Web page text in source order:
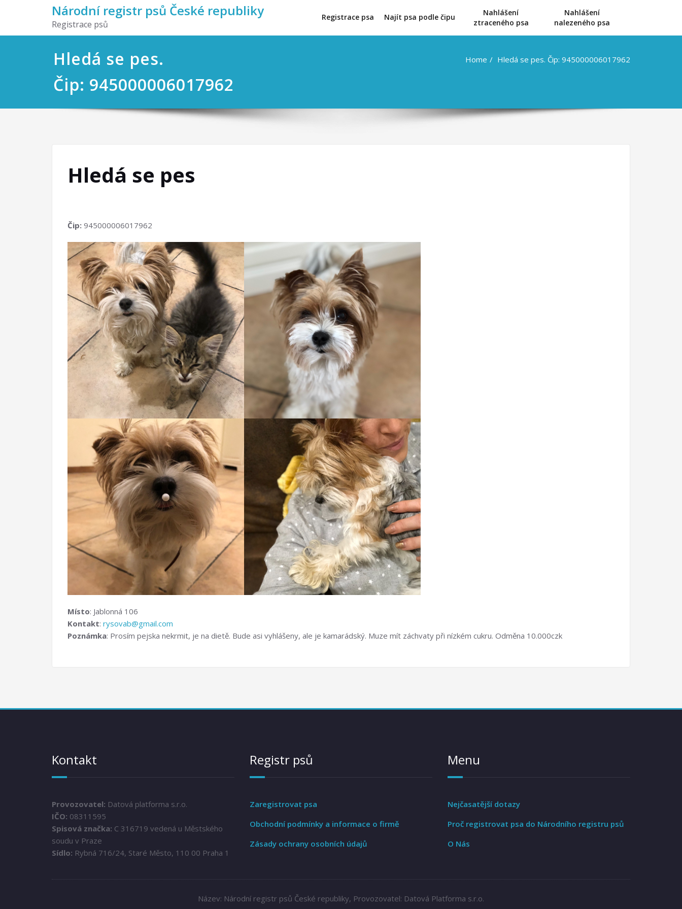
Národní registr psů České republiky
Registrace psů
Registrace psa Najít psa podle čipu
Nahlášení
ztraceného psa
Nahlášení
nalezeného psa
Hledá se pes.
Čip: 945000006017962
Home Hledá se pes. Čip: 945000006017962
Hledá se pes
Čip: 945000006017962
Místo: Jablonná 106
Kontakt: rysovab@gmail.com
Poznámka: Prosím pejska nekrmit, je na dietě. Bude asi vyhlášeny, ale je kamarádský. Muze mít záchvaty při nízkém cukru. Odměna 10.000czk
Kontakt
Provozovatel: Datová platforma s.r.o.
IČO: 08311595
Spisová značka: C 316719 vedená u Městského
soudu v Praze
Sídlo: Rybná 716/24, Staré Město, 110 00 Praha 1
Registr psů
Zaregistrovat psa
Obchodní podmínky a informace o firmě
Zásady ochrany osobních údajů
Menu
Nejčasatější dotazy
Proč registrovat psa do Národního registru psů
O Nás
Název: Národní registr psů České republiky, Provozovatel: Datová Platforma s.r.o.